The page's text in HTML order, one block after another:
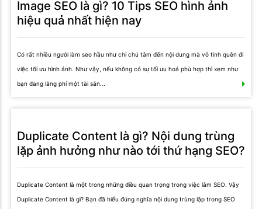
Image SEO là gì? 10 Tips SEO hình ảnh
hiệu quả nhất hiện nay
Có rất nhiều người làm seo hầu như chỉ chú tâm đến nội dung mà vô tình quên đi
việc tối ưu hình ảnh. Như vậy, nếu không có sự tối ưu hoá phù hợp thì xem như
bạn đang lãng phí một tài sản...
Duplicate Content là gì? Nội dung trùng
lặp ảnh hưởng như nào tới thứ hạng SEO?
Duplicate Content là một trong những điều quan trọng trong việc làm SEO. Vậy
Duplicate Content là gì? Bạn đã hiểu đúng nghĩa nội dung trùng lặp trong SEO